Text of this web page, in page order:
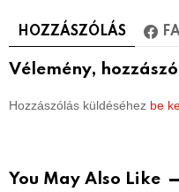
HOZZÁSZÓLÁS
Vélemény,
Hozzászólás küldéséhez be
You May Also Like